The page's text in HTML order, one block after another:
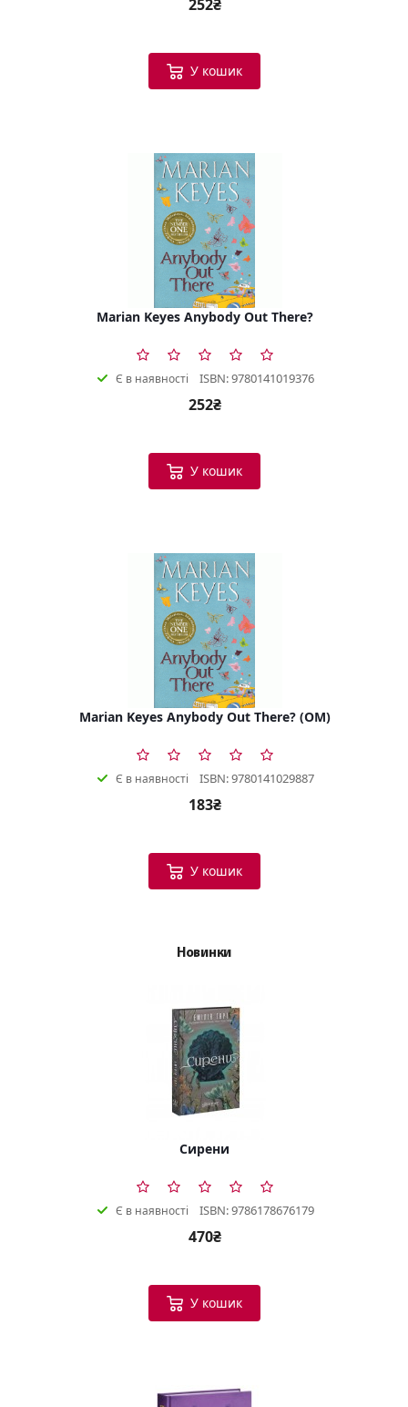
252₴
У кошик
Marian Keyes Anybody Out There?
Є в наявності ISBN: 9780141019376
252₴
У кошик
Marian Keyes Anybody Out There? (OM)
Є в наявності ISBN: 9780141029887
183₴
У кошик
Новинки
Сирени
Є в наявності ISBN: 9786178676179
470₴
У кошик